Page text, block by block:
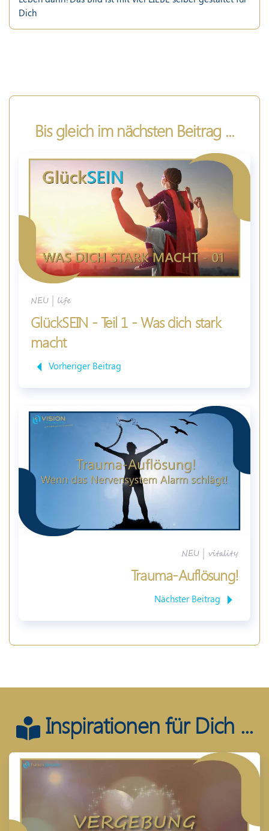
Dich
Bis gleich im nächsten Beitrag ...
NEU life
GlückSEIN - Teil 1 - Was dich stark
macht
Vorheriger Beitrag
NEU vitality
Trauma-Auflösung!
Nächster Beitrag
Inspirationen für Dich ...